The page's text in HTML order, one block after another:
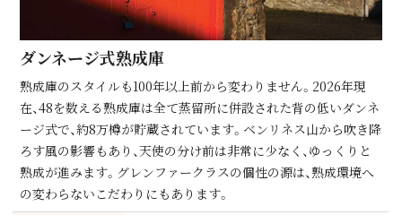
ダンネージ式熟成庫
熟成庫のスタイルも100年以上前から変わりません。2026年現
在、48を数える熟成庫は全て蒸留所に併設された背の低いダンネ
ージ式で、約8万樽が貯蔵されています。ベンリネス⼭から吹き降
ろす⾵の影響もあり、天使の分け前は⾮常に少なく、ゆっくりと
熟成が進みます。グレンファークラスの個性の源は、熟成環境へ
の変わらないこだわりにもあります。